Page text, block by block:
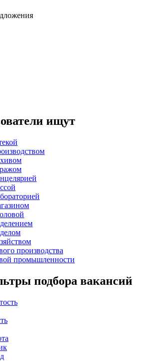
ищут
производства
промышленности
подбора вакансий